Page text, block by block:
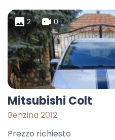
2 0
Mitsubishi Colt
Benzina 2012
Prezzo richiesto